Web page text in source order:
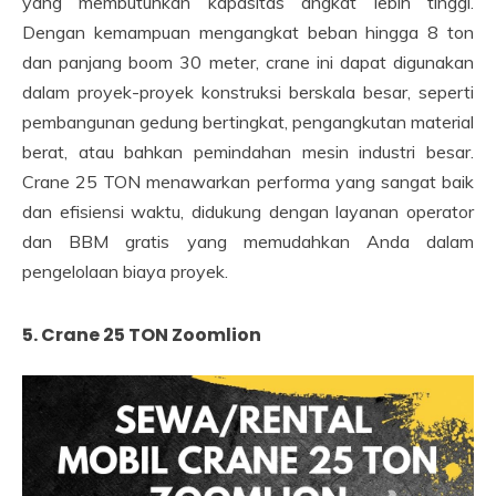
Dengan kemampuan mengangkat beban hingga 8 ton
dan panjang boom 30 meter, crane ini dapat digunakan
dalam proyek-proyek konstruksi berskala besar, seperti
pembangunan gedung bertingkat, pengangkutan material
berat, atau bahkan pemindahan mesin industri besar.
Crane 25 TON menawarkan performa yang sangat baik
dan efisiensi waktu, didukung dengan layanan operator
dan BBM gratis yang memudahkan Anda dalam
pengelolaan biaya proyek.
5. Crane 25 TON Zoomlion